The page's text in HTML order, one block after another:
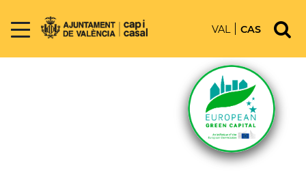
VAL CAS